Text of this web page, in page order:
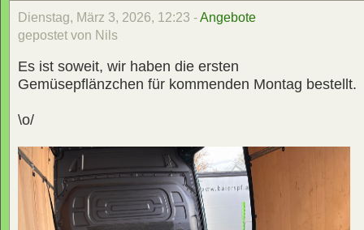
Dienstag, März 3, 2026, 12:23 -Angebote
gepostet von Nils
Es ist soweit, wir haben die ersten
Gemüsepflänzchen für kommenden Montag bestellt.
\o/